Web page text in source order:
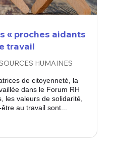
« proches aidants
travail
HUMAINES
de citoyenneté, la
dans le Forum RH
les valeurs de solidarité,
au travail sont...